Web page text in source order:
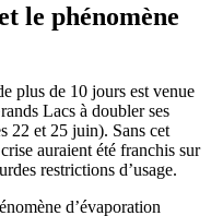
le phénomène
plus de 10 jours est venue
Lacs à doubler ses
22 et 25 juin). Sans cet
auraient été franchis sur
restrictions d’usage.
d’évaporation